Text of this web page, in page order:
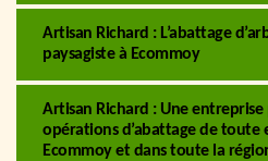
Artisan Richard : L’abattage
paysagiste à Ecommoy
Artisan Richard : Une entreprise
opérations d’abattage de toute
Ecommoy et dans toute la